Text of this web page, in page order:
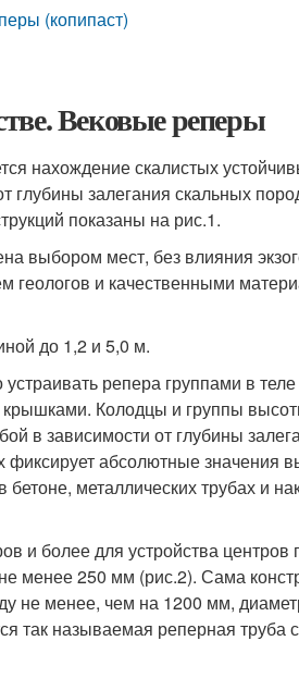
(копипаст)
Вековые реперы
нахождение скалистых
глубины залегания скальных
показаны на рис.1.
выбором мест, без влияния
геологов и качественными
до 1,2 и 5,0 м.
репера группами в
Колодцы и группы
в зависимости от глубины
абсолютные значения
металлических трубах и
и более для устройства центров
250 мм (рис.2). Сама
не менее, чем на 1200 мм,
так называемая реперная труба